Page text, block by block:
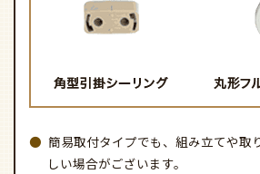
簡易取付タイプでも、組み立てや取
しい場合がございます。